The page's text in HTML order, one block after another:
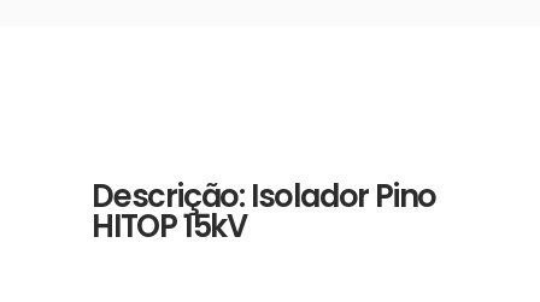
Descrição: Isolador Pino
HITOP 15kV